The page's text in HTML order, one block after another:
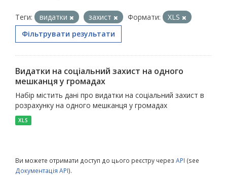
Теги: видатки захист Формати:
XLS
Фільтрувати результати
Видатки на соціальний захист на одного
мешканця у громадах
Набір містить дані про видатки на соціальний захист в
розрахунку на одного мешканця у громадах
XLS
Ви можете отримати доступ до цього реєстру через API (see
Документація API).